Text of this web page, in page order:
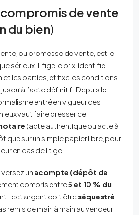
compromis de vente
du bien)
ou promesse de vente, est le
sérieux. Il fige le prix, identifie
et les parties, et fixe les conditions
l’acte définitif. Depuis le
entré en vigueur ces
vaut faire dresser ce
(acte authentique ou acte à
que sur un simple papier libre, pour
en cas de litige.
un acompte (dépôt de
compris entre5 et 10 % du
: cet argent doit êtreséquestré
remis de main à main au vendeur.